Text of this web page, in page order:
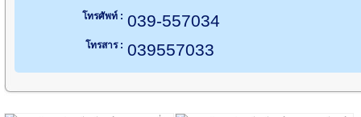
โทรศัพท์ : 039-557034
โทรสาร : 039557033